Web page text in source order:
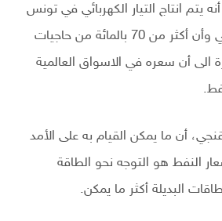
انتاج التيار الكهربائي في تونس
باستعمال الغاز الطبيعي وأن أكثر من 70 بالمائة من حاجيات
الى أن سعره في الاسواق العالمية
أن ما يمكن القيام به على الأمد
النفط هو التوجه نحو الطاقة
البديلة أكثر ما يمكن.